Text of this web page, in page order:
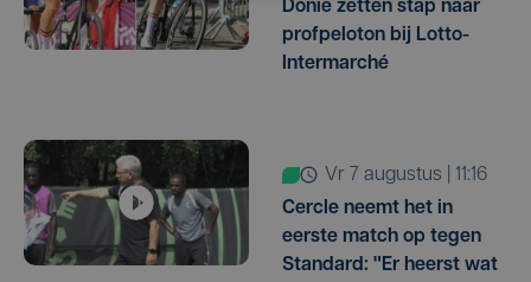
Donie zetten stap naar
profpeloton bij Lotto-
Intermarché
vr 7 augustus | 11:16
Cercle neemt het in
eerste match op tegen
Standard: "Er heerst wat